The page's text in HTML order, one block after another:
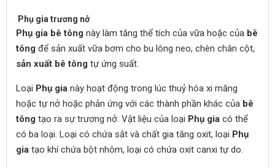
Phụ gia trương nở
Phụ gia bê tông này làm tăng thể tích của vữa hoặc của bê
tông để sản xuất vữa bơm cho bu lông neo, chèn chân cột,
sản xuất bê tông tự ứng suất.
Loại Phụ gia này hoạt động trong lúc thuỷ hóa xi măng
hoặc tự nở hoặc phản ứng với các thành phần khác của bê
tông tạo ra sự trương nở. Vật liệu của loại Phụ gia có thể
có ba loại. Loại có chứa sắt và chất gia tăng oxit, loại Phụ
gia tạo khí chứa bột nhôm, loại có chứa oxit canxi tự do.